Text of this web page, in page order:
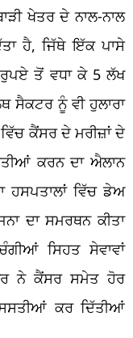
ਖੇਤਰ ਦੇ ਨਾਲ-ਨਾਲ
ਹੈ, ਜਿੱਥੇ ਇੱਕ ਪਾਸੇ
ਰੁਪਏ ਤੋਂ ਵਧਾ ਕੇ 5 ਲੱਖ
ਸੈਕਟਰ ਨੂੰ ਵੀ ਹੁਲਾਰਾ
ਕੈਂਸਰ ਦੇ ਮਰੀਜ਼ਾਂ ਦੇ
ਕਰਨ ਦਾ ਐਲਾਨ
ਹਸਪਤਾਲਾਂ ਵਿੱਚ ਡੇਅ
ਦਾ ਸਮਰਥਨ ਕੀਤਾ
ਸਿਹਤ ਸੇਵਾਵਾਂ
ਨੇ ਕੈਂਸਰ ਸਮੇਤ ਹੋਰ
ਕਰ ਦਿੱਤੀਆਂ